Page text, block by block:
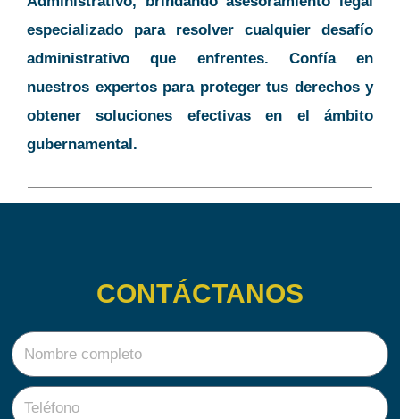
especializado para resolver cualquier desafío
administrativo que enfrentes. Confía en
nuestros expertos para proteger tus derechos y
obtener soluciones efectivas en el ámbito
gubernamental.
CONTÁCTANOS
N
o
b
T